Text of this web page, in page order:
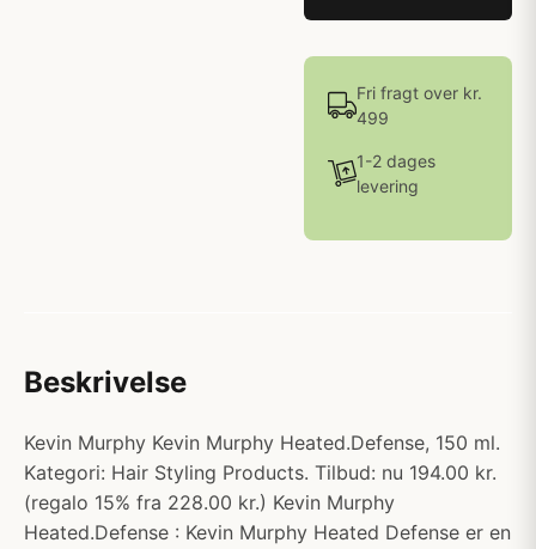
Fri fragt over kr.
499
1-2 dages
levering
Beskrivelse
Kevin Murphy Kevin Murphy Heated.Defense, 150 ml.
Kategori: Hair Styling Products. Tilbud: nu 194.00 kr.
(regalo 15% fra 228.00 kr.) Kevin Murphy
Heated.Defense : Kevin Murphy Heated Defense er en